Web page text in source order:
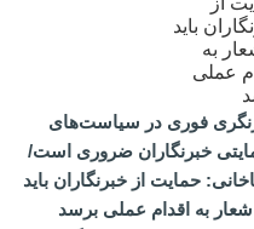
فوری در سیاست‌های
خبرنگاران ضروری است/
حمایت از خبرنگاران باید
شعار به اقدام عملی برسد